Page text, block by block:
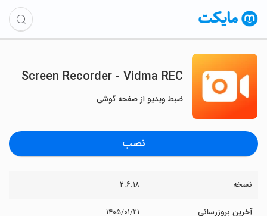
Screen Recorder - Vidma REC
ضبط ویدیو از صفحه گوشی
نصب
نسخه ۲.۶.۱۸
آخرین بروزرسانی ۱۴۰۵/۰۱/۲۱